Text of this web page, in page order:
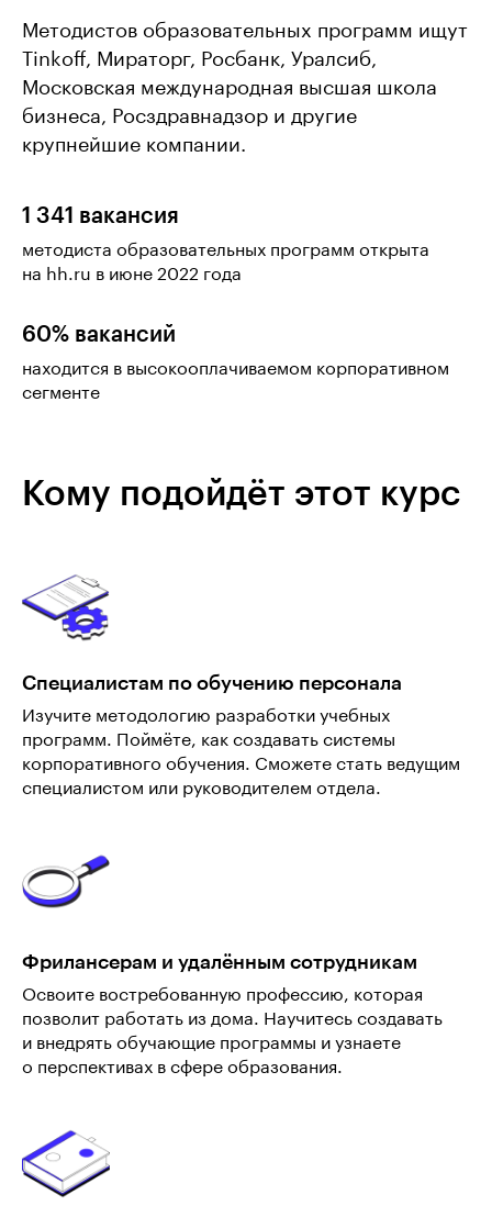
Методистов образовательных программ ищут
Tinkoff, Мираторг, Росбанк, Уралсиб,
Московская международная высшая школа
бизнеса, Росздравнадзор и другие
крупнейшие компании.
1 341 вакансия
методиста образовательных программ открыта
на hh.ru в июне 2022 года
60% вакансий
находится в высокооплачиваемом корпоративном
сегменте
Кому подойдёт этот курс
Специалистам по обучению персонала
Изучите методологию разработки учебных
программ. Поймёте, как создавать системы
корпоративного обучения. Сможете стать ведущим
специалистом или руководителем отдела.
Фрилансерам и удалённым сотрудникам
Освоите востребованную профессию, которая
позволит работать из дома. Научитесь создавать
и внедрять обучающие программы и узнаете
о перспективах в сфере образования.